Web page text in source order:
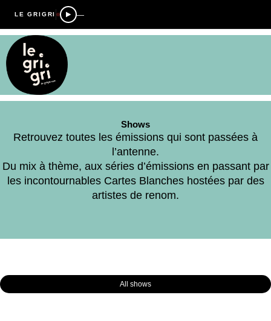
LE GRIGRI —
Shows
Retrouvez toutes les émissions qui sont passées à
l’antenne.
Du mix à thème, aux séries d’émissions en passant par
les incontournables Cartes Blanches hostées par des
artistes de renom.
All shows